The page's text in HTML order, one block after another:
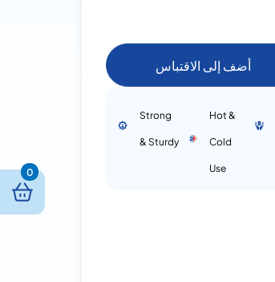
أضف إلى الاقتباس
Hot &
Cold
Use
Strong
& Sturdy
0